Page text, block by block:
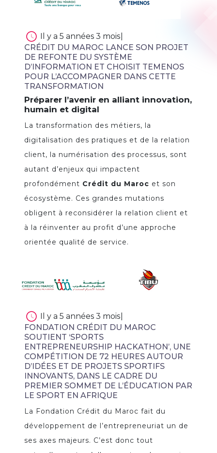
Il y a 5 années 3 mois
CRÉDIT DU MAROC LANCE SON PROJET
DE REFONTE DU SYSTÈME
D’INFORMATION ET CHOISIT TEMENOS
POUR L’ACCOMPAGNER DANS CETTE
TRANSFORMATION
Préparer l’avenir en alliant innovation,
humain et digital
La transformation des métiers, la
digitalisation des pratiques et de la relation
client, la numérisation des processus, sont
autant d’enjeux qui impactent
profondément Crédit du Maroc et son
écosystème. Ces grandes mutations
obligent à reconsidérer la relation client et
à la réinventer au profit d’une approche
orientée qualité de service.
Il y a 5 années 3 mois
FONDATION CRÉDIT DU MAROC
SOUTIENT ‘SPORTS
ENTREPRENEURSHIP HACKATHON’, UNE
COMPÉTITION DE 72 HEURES AUTOUR
D’IDÉES ET DE PROJETS SPORTIFS
INNOVANTS, DANS LE CADRE DU
PREMIER SOMMET DE L’ÉDUCATION PAR
LE SPORT EN AFRIQUE
La Fondation Crédit du Maroc fait du
développement de l’entrepreneuriat un de
ses axes majeurs. C’est donc tout